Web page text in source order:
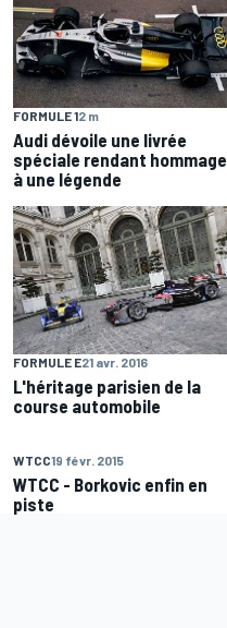
FORMULE 12 m
Audi dévoile une livrée
spéciale rendant hommage
à une légende
FORMULE E21 avr. 2016
L'héritage parisien de la
course automobile
WTCC19 févr. 2015
WTCC - Borkovic enfin en
piste